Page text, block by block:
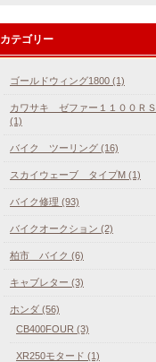
カテゴリー
ゴールドウィング1800 (1)
カワサキ ゼファー１１００ＲＳ
(1)
バイク ツーリング (16)
スカイウェーブ タイプM (1)
バイク修理 (93)
バイクオークション (2)
柏市 バイク (6)
キャブレター (3)
ホンダ (56)
CB400FOUR (3)
XR250モタード (1)